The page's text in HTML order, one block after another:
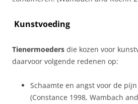
Kunstvoeding
Tienermoeders die kozen voor
daarvoor volgende redenen op:
Schaamte en angst voor de
(Constance 1998, Wambach